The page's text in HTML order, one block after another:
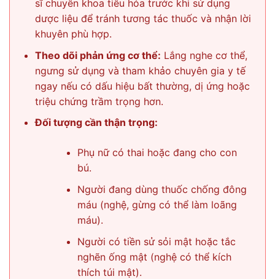
sĩ chuyên khoa tiêu hóa trước khi sử dụng
dược liệu để tránh tương tác thuốc và nhận lời
khuyên phù hợp.
Theo dõi phản ứng cơ thể: Lắng nghe cơ thể,
ngưng sử dụng và tham khảo chuyên gia y tế
ngay nếu có dấu hiệu bất thường, dị ứng hoặc
triệu chứng trầm trọng hơn.
Đối tượng cần thận trọng:
Phụ nữ có thai hoặc đang cho con
bú.
Người đang dùng thuốc chống đông
máu (nghệ, gừng có thể làm loãng
máu).
Người có tiền sử sỏi mật hoặc tắc
nghẽn ống mật (nghệ có thể kích
thích túi mật).